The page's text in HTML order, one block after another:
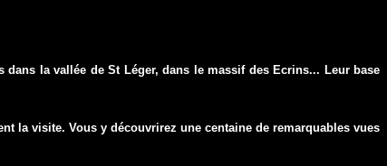
la vallée de St Léger, dans le massif des Ecrins... Leur base
la visite. Vous y découvrirez une centaine de remarquables vues